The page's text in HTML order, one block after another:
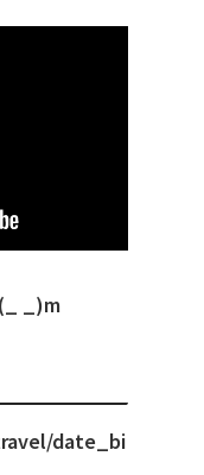
_)m
date_bi